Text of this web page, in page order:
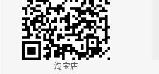
淘宝店